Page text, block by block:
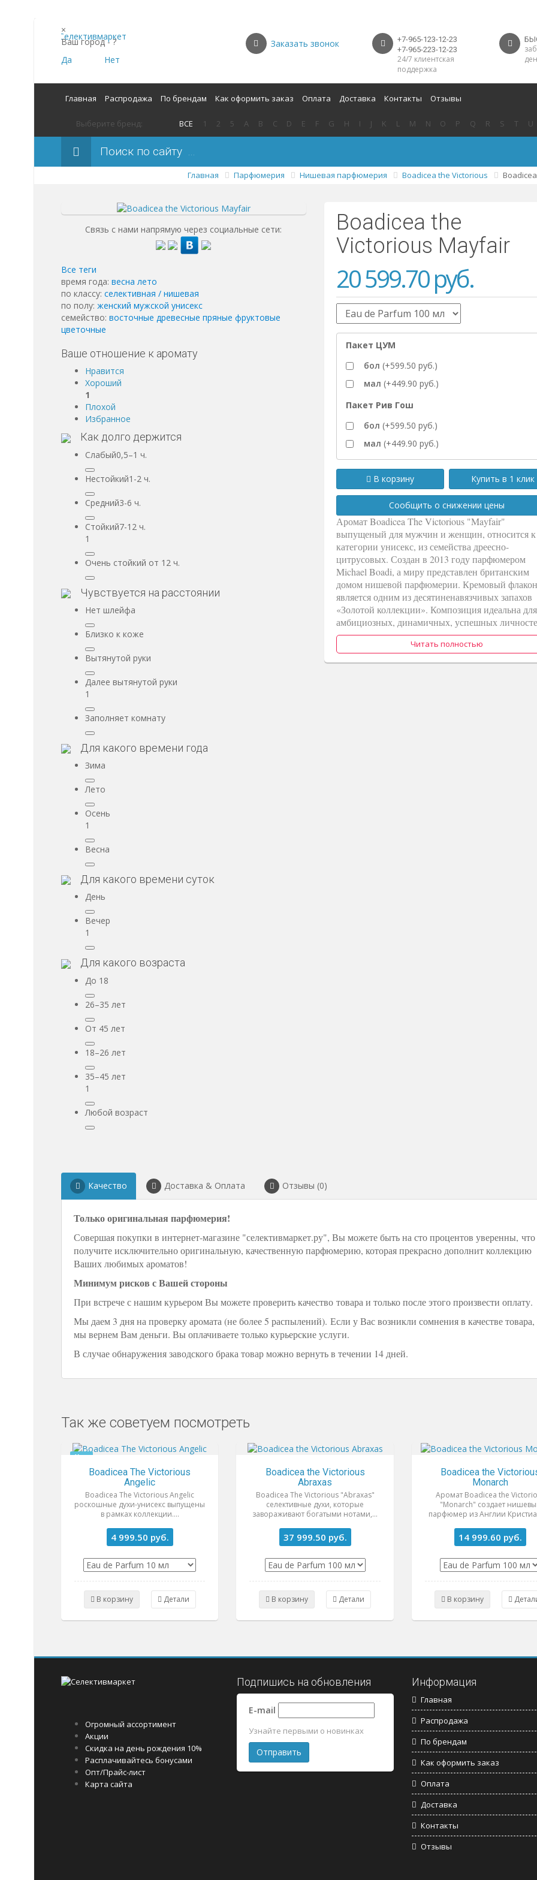
×
Ваш город -?
Да
Нет
Заказать звонок
+7-965-123-12-23
+7-965-223-12-23
24/7 клиентская
поддержка
Главная Распродажа По брендам Как оформить заказ Оплата Доставка Контакты Отзывы
Выберите бренд: ВСЕ 1 2 5 A B C D E F G H I J K L M N O P Q R S T U
Поиск по сайту
Главная Парфюмерия Нишевая парфюмерия Boadicea the Victorious
Связь с нами напрямую через социальные сети:
Все теги
время года: весна лето
по классу: cелективная / нишевая
по полу: женский мужской унисекс
семейство: восточные древесные пряные фруктовые
цветочные
Ваше отношение к аромату
Нравится
Хороший
1
Плохой
Избранное
Как долго держится
Слабый0,5–1 ч.
Нестойкий1-2 ч.
Средний3-6 ч.
Стойкий7-12 ч.
1
Очень стойкий от 12 ч.
Чувствуется на расстоянии
Нет шлейфа
Близко к коже
Вытянутой руки
Далее вытянутой руки
1
Заполняет комнату
Для какого времени года
Зима
Лето
Осень
1
Весна
Для какого времени суток
День
Вечер
1
Для какого возраста
До 18
26–35 лет
От 45 лет
18–26 лет
35–45 лет
1
Любой возраст
Boadicea the
Victorious Mayfair
20 599.70руб.
Пакет ЦУМ
бол (+599.50 руб.)
мал (+449.90 руб.)
Пакет Рив Гош
бол (+599.50 руб.)
мал (+449.90 руб.)
В корзину Купить в 1 клик
Сообщить о снижении цены
Аромат Boadicea The Victorious "Mayfair"
выпущеный для мужчин и женщин, относится к
категории унисекс, из семейства дреесно-
цитрусовых. Создан в 2013 году парфюмером
Michael Boadi, а миру представлен британским
домом нишевой парфюмерии. Кремовый флакон
является одним из десятиненавязчивых запахов
«Золотой коллекции». Композиция идеальна для
амбициозных, динамичных, успешных
Читать полностью
Качество Доставка & Оплата Отзывы (0)
Только оригинальная парфюмерия!
Совершая покупки в интернет-магазине "селективмаркет.ру", Вы можете быть на сто процентов уверенны, что
получите исключительно оригинальную, качественную парфюмерию, которая прекрасно дополнит коллекцию
Ваших любимых ароматов!
Минимум рисков с Вашей стороны
При встрече с нашим курьером Вы можете проверить качество товара и только после этого произвести оплату.
Мы даем 3 дня на проверку аромата (не более 5 распылений). Если у Вас возникли сомнения в качестве товара,
мы вернем Вам деньги. Вы оплачиваете только курьерские услуги.
В случае обнаружения заводского брака товар можно вернуть в течении 14 дней.
Так же советуем посмотреть
Хит
Boadicea The Victorious
Angelic
Boadicea The Victorious Angelic
роскошные духи-унисекс выпущены
в рамках коллекции....
4 999.50 руб.
В корзину Детали
Boadicea the Victorious
Abraxas
Boadicea The Victorious "Abraxas"
селективные духи, которые
завораживают богатыми нотами,...
37 999.50 руб.
В корзину Детали
Boadicea the
Monarch
Аромат Boadicea the
"Monarch" создает
парфюмер из Англии
14 999.60 руб.
В корзину
Огромный ассортимент
Акции
Скидка на день рождения 10%
Расплачивайтесь бонусами
Опт/Прайс-лист
Карта сайта
Подпишись на обновления
E-mail
Узнайте первыми о новинках
Информация
Главная
Распродажа
По брендам
Как оформить заказ
Оплата
Доставка
Контакты
Отзывы